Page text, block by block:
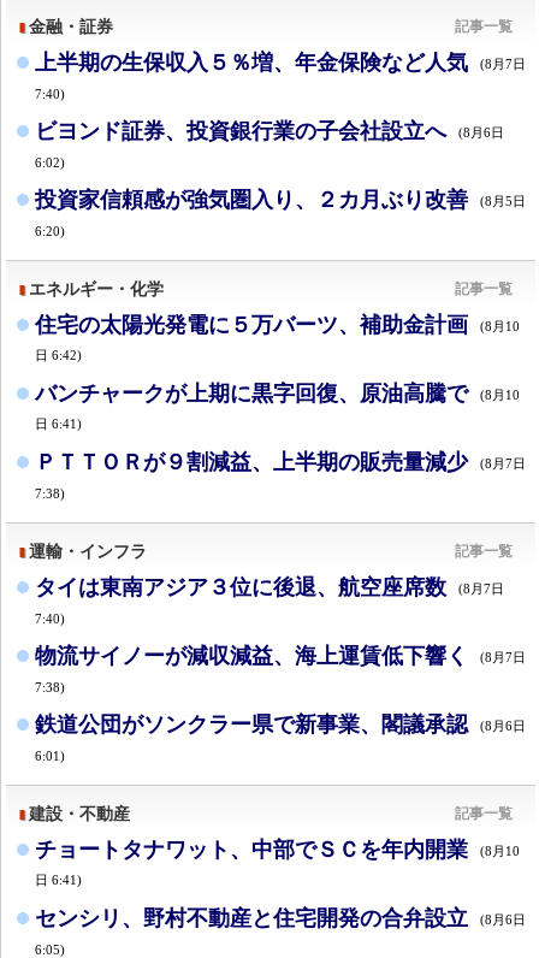
金融・証券 記事一覧
上半期の生保収入５％増、年金保険など人気 (8月7日
7:40)
ビヨンド証券、投資銀行業の子会社設立へ (8月6日
6:02)
投資家信頼感が強気圏入り、２カ月ぶり改善 (8月5日
6:20)
エネルギー・化学 記事一覧
住宅の太陽光発電に５万バーツ、補助金計画
(8月10
日 6:42)
バンチャークが上期に黒字回復、原油高騰で
(8月10
日 6:41)
ＰＴＴＯＲが９割減益、上半期の販売量減少 (8月7日
7:38)
運輸・インフラ 記事一覧
タイは東南アジア３位に後退、航空座席数 (8月7日
7:40)
物流サイノーが減収減益、海上運賃低下響く (8月7日
7:38)
鉄道公団がソンクラー県で新事業、閣議承認 (8月6日
6:01)
建設・不動産 記事一覧
チョートタナワット、中部でＳＣを年内開業
(8月10
日 6:41)
センシリ、野村不動産と住宅開発の合弁設立 (8月6日
6:05)